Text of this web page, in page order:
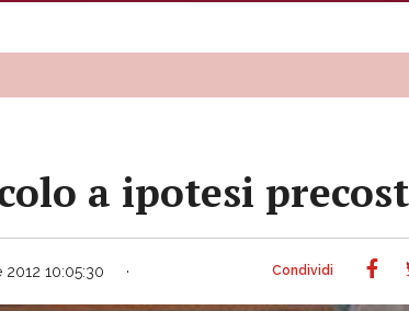
a ipotesi
10:05:30